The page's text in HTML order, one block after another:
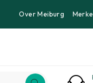
Over Meiburg